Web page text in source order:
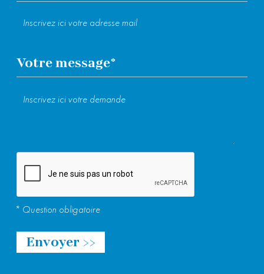
Farine de châtaigne :
Votre message*
Veuillez laisser ce champ vide.
* Question obligatoire